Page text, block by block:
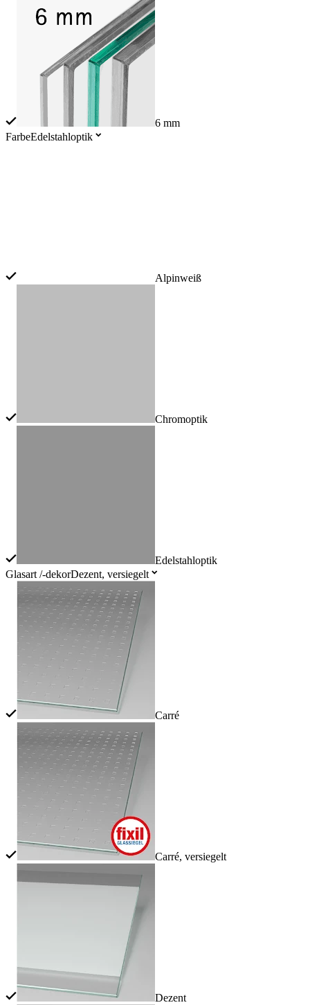
6 mm
FarbeEdelstahloptik
Alpinweiß
Chromoptik
Edelstahloptik
Glasart /-dekorDezent, versiegelt
Carré
Carré, versiegelt
Dezent